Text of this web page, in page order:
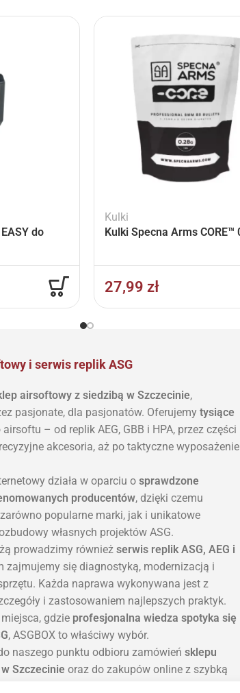
do
Kulki
Kulki Specna Arms CORE™
27,99 zł
i serwis replik ASG
airsoftowy z siedzibą w Szczecinie,
pasjonate, dla pasjonatów. Oferujemy tysiące
airsoftu – od replik AEG, GBB i HPA, przez części
akcesoria, aż po taktyczne wyposażenie
działa w oparciu o sprawdzone
producentów, dzięki czemu
popularne marki, jak i unikatowe
własnych projektów ASG.
prowadzimy również serwis replik ASG, AEG i
zajmujemy się diagnostyką, modernizacją i
Każda naprawa wykonywana jest z
i zastosowaniem najlepszych praktyk.
gdzie profesjonalna wiedza spotyka się
, ASGBOX to właściwy wybór.
naszego punktu odbioru zamówień sklepu
Szczecinie oraz do zakupów online z szybką